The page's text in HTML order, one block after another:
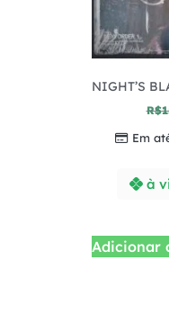
NIGHT’S
R$
Em
à
Adicionar